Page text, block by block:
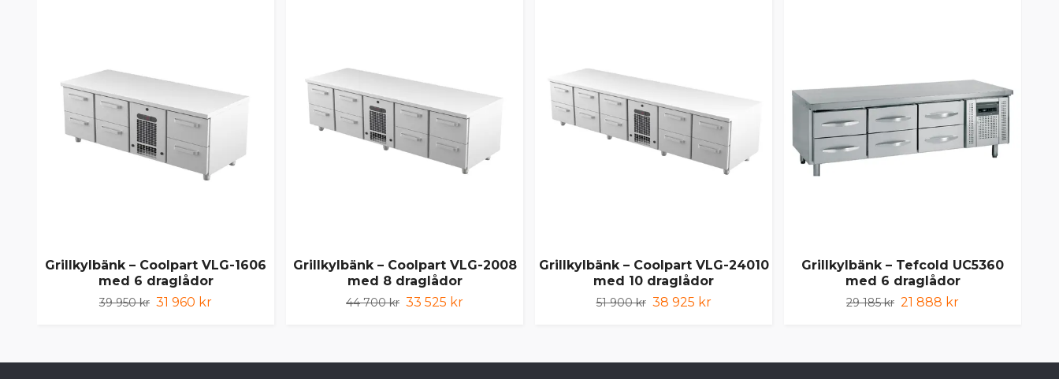
Grillkylbänk – Coolpart VLG-1606
med 6 draglådor
39 950 kr 31 960 kr
Grillkylbänk – Coolpart VLG-2008
med 8 draglådor
44 700 kr 33 525 kr
Grillkylbänk – Coolpart VLG-24010
med 10 draglådor
51 900 kr 38 925 kr
Grillkylbänk – Tefcold UC5360
med 6 draglådor
29 185 kr 21 888 kr